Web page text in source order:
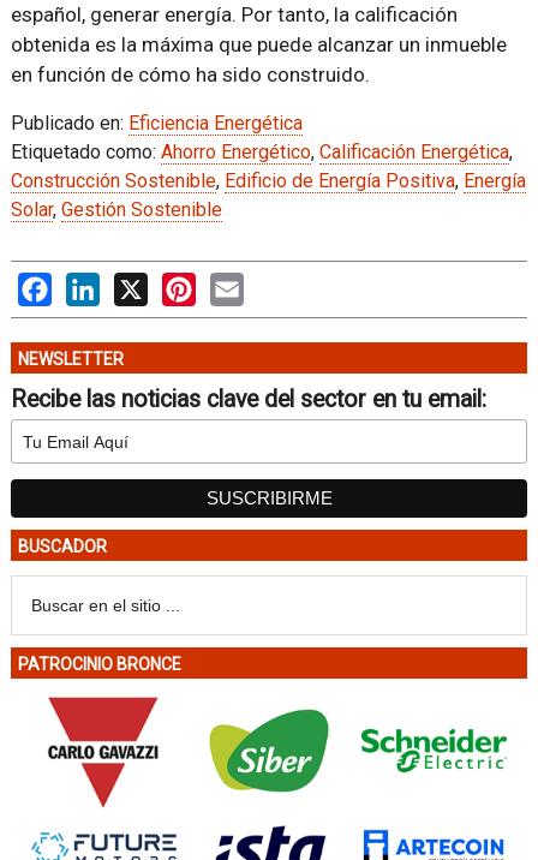
español, generar energía. Por tanto, la calificación
obtenida es la máxima que puede alcanzar un inmueble
en función de cómo ha sido construido.
Publicado en: Eficiencia Energética
Etiquetado como: Ahorro Energético, Calificación Energética,
Construcción Sostenible, Edificio de Energía Positiva, Energía
Solar, Gestión Sostenible
FacebookLinkedIn
X PinterestEmail
NEWSLETTER
Recibe las noticias clave del sector en tu email:
BUSCADOR
PATROCINIO BRONCE